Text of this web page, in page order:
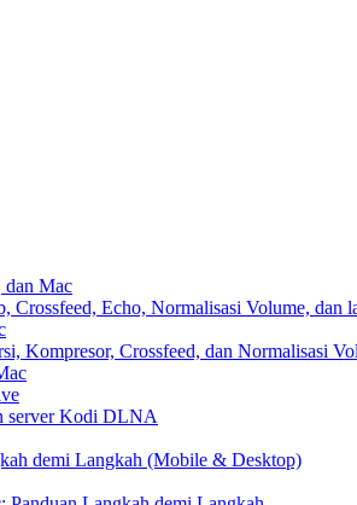
dan Mac
Crossfeed, Echo, Normalisasi Volume, dan
Kompresor, Crossfeed, dan Normalisasi
server Kodi DLNA
demi Langkah (Mobile & Desktop)